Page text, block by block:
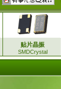
贴片晶振
SMDCrystal